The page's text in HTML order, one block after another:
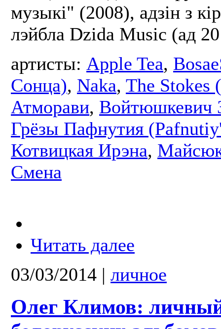
музыкі" (2008), адзін з
лэйбла Dzida Music (ад
артисты: Apple Tea,
Сонца), Naka, The Stokes
Атморави, Войтюшкевич
Грёзы Пафнутия
Котвицкая Ирэна,
Смена
Читать далее
03/03/2014 | личное
Олег Климов: